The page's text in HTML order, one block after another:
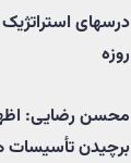
روزه
محسن رضایی:
برچیدن تأسيسات